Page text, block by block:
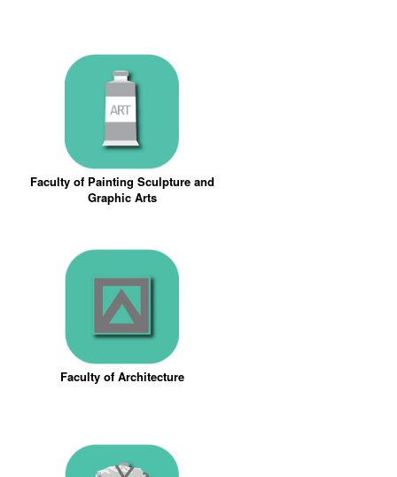
Faculty of Painting Sculpture and
Graphic Arts
Faculty of Architecture